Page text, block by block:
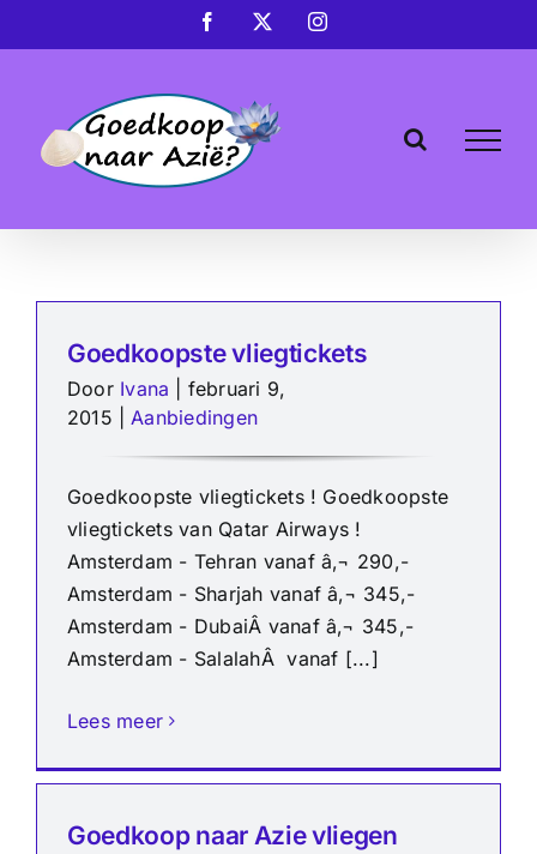
naar
Facebook Instagram
Goedkoopste vliegtickets
Door Ivana
februari 9,
2015
Aanbiedingen
Goedkoopste vliegtickets ! Goedkoopste
vliegtickets van Qatar Airways !
Amsterdam - Tehran vanaf â‚¬ 290,-
Amsterdam - Sharjah vanaf â‚¬ 345,-
Amsterdam - DubaiÂ vanaf â‚¬ 345,-
Amsterdam - SalalahÂ vanaf [...]
Lees meer
Goedkoop naar Azie vliegen